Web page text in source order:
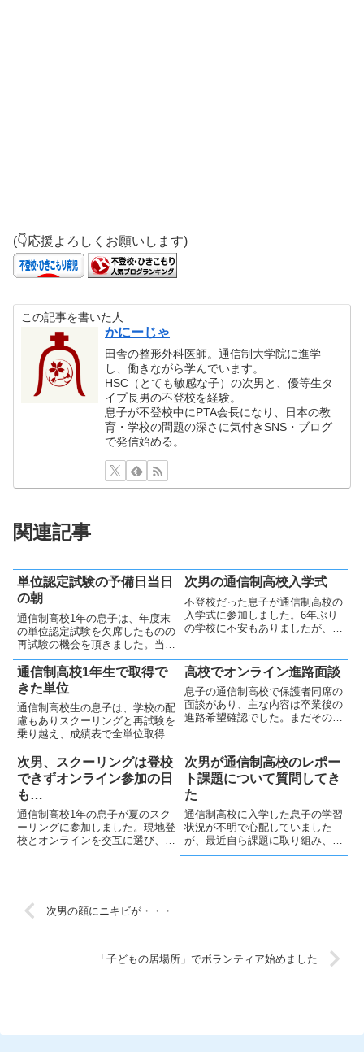
(👇応援よろしくお願いします)
この記事を書いた人
かにーじゃ
田舎の整形外科医師。通信制大学院に進学
し、働きながら学んでいます。
HSC（とても敏感な子）の次男と、優等生タ
イプ長男の不登校を経験。
息子が不登校中にPTA会長になり、日本の教
育・学校の問題の深さに気付きSNS・ブログ
で発信始める。
関連記事
単位認定試験の予備日当日
の朝
通信制高校1年の息子は、年度末
の単位認定試験を欠席したものの
再試験の機会を頂きました。当日
朝は頭痛で迷いも見られました
が、気力を振り絞って自ら決意
し、遅れて受験へ向かいました。
次男の通信制高校入学式
不登校だった息子が通信制高校の
入学式に参加しました。6年ぶり
の学校に不安もありましたが、自
守りました。
通信制高校1年生で取得で
きた単位
通信制高校生の息子は、学校の配
慮もありスクーリングと再試験を
乗り越え、成績表で全単位取得が
確認でき、親として安堵しまし
た。単位を取得できたのは良かっ
たですが、なかなか大変な一年で
あったので、来年度も続けられる
か近いうちに本人に確認しようと
思っています。
高校でオンライン進路面談
息子の通信制高校で保護者同席の
面談があり、主な内容は卒業後の
進路希望確認でした。まだそのよ
てくれました。息子から成績評価
に関する質問をしたのですが、質
問できたこと自体に驚きました
😲
次男、スクーリングは登校
できずオンライン参加の日
も…
通信制高校1年の息子が夏のスク
ーリングに参加しました。現地登
校とオンラインを交互に選び、自
次男が通信制高校のレポー
ト課題について質問してき
た
通信制高校に入学した息子の学習
状況が不明で心配していました
が、最近自ら課題に取り組み、分
からない箇所を質問する姿に安心
次男の顔にニキビが・・・
「子どもの居場所」でボランティア始めました